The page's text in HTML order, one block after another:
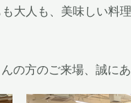
大人も、美味しい料
の方のご来場、誠に